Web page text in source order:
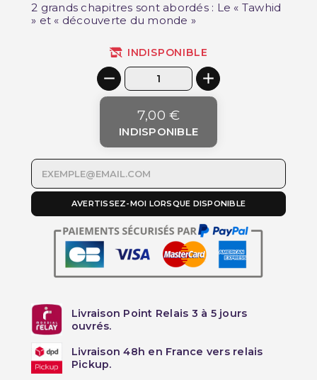
2 grands chapitres sont abordés : Le « Tawhid
» et « découverte du monde »
INDISPONIBLE
7,00 €
INDISPONIBLE
AVERTISSEZ-MOI LORSQUE DISPONIBLE
Livraison Point Relais 3 à 5 jours
ouvrés.
Livraison 48h en France vers relais
Pickup.